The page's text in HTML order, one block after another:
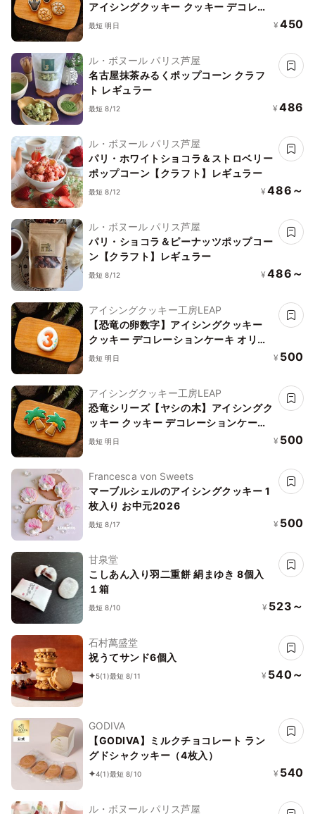
アイシングクッキー クッキー デコレー
ションケーキ オリジナルケーキ 誕生日
最短 明日 ¥ 450
ル・ボヌール パリス芦屋
名古屋抹茶みるくポップコーン クラフ
ト レギュラー
最短 8/12 ¥ 486
ル・ボヌール パリス芦屋
パリ・ホワイトショコラ＆ストロベリー
ポップコーン【クラフト】レギュラー
最短 8/12 ¥ 486～
ル・ボヌール パリス芦屋
パリ・ショコラ＆ピーナッツポップコー
ン【クラフト】レギュラー
最短 8/12 ¥ 486～
アイシングクッキー工房LEAP
【恐竜の卵数字】アイシングクッキー
クッキー デコレーションケーキ オリジ
ナルケーキ 誕生日 卵
最短 明日 ¥ 500
アイシングクッキー工房LEAP
恐竜シリーズ【ヤシの木】アイシングク
ッキー クッキー デコレーションケーキ
オリジナルケーキ 誕生日
最短 明日 ¥ 500
Francesca von Sweets
マーブルシェルのアイシングクッキー 1
枚入り お中元2026
最短 8/17 ¥ 500
甘泉堂
こしあん入り羽二重餅 絹まゆき 8個入
１箱
最短 8/10 ¥ 523～
石村萬盛堂
祝うてサンド6個入
5(1)最短 8/11 ¥ 540～
GODIVA
【GODIVA】ミルクチョコレート ラン
グドシャクッキー（4枚入）
4(1)最短 8/10 ¥ 540
ル・ボヌール パリス芦屋